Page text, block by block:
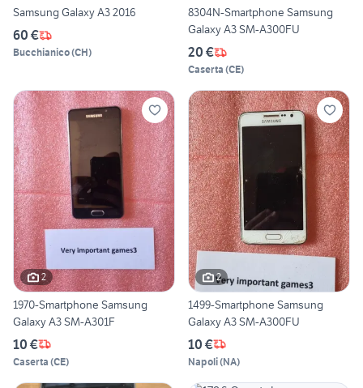
Samsung Galaxy A3 2016
60 €
Bucchianico(CH)
8304N-Smartphone Samsung
Galaxy A3 SM-A300FU
20 €
Caserta (CE)
2
1970-Smartphone Samsung
Galaxy A3 SM-A301F
10 €
Caserta (CE)
2
1499-Smartphone Samsung
Galaxy A3 SM-A300FU
10 €
Napoli(NA)